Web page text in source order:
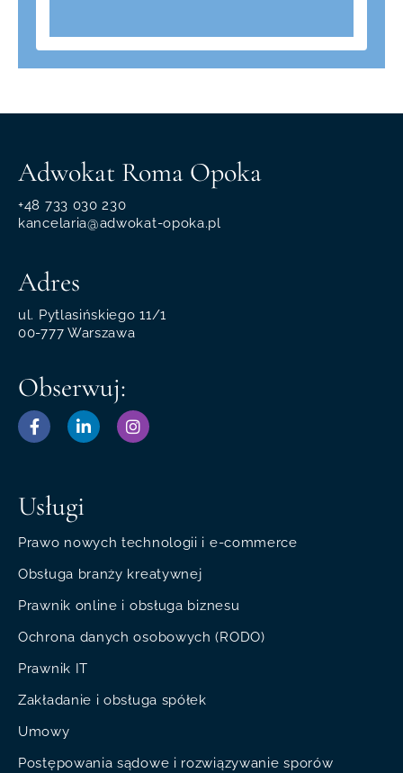
Adwokat Roma Opoka
+48 733 030 230
kancelaria@adwokat-opoka.pl
Adres
ul. Pytlasińskiego 11/1
00-777 Warszawa
Obserwuj:
Usługi
Prawo nowych technologii i e-commerce
Obsługa branży kreatywnej
Prawnik online i obsługa biznesu
Ochrona danych osobowych (RODO)
Prawnik IT
Zakładanie i obsługa spółek
Umowy
Postępowania sądowe i rozwiązywanie sporów